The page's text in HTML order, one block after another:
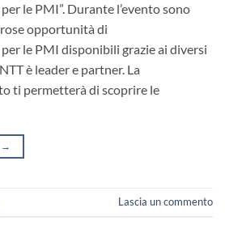
le PMI”. Durante l’evento sono
opportunità di
le PMI disponibili grazie ai diversi
è leader e partner. La
ti permetterà di scoprire le
→
Lascia un commento